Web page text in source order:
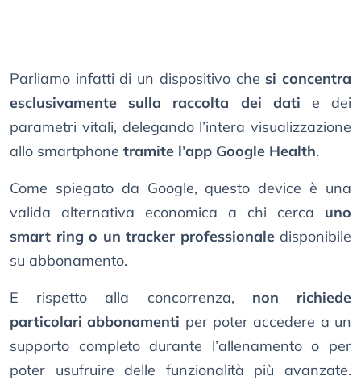
Parliamo infatti di un dispositivo che si concentra
esclusivamente sulla raccolta dei dati e dei
parametri vitali, delegando l’intera visualizzazione
allo smartphone tramite l’app Google Health.
Come spiegato da Google, questo device è una
valida alternativa economica a chi cerca uno
smart ring o un tracker professionaledisponibile
su abbonamento.
E rispetto alla concorrenza, non richiede
particolari abbonamenti per poter accedere a un
supporto completo durante l’allenamento o per
poter usufruire delle funzionalità più avanzate.